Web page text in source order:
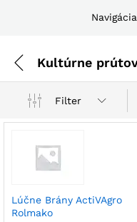
Navigácia
Filter
Lúčne Brány ActiVAgro
Rolmako